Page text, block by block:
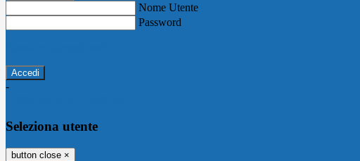
Nome Utente
Password
-
Seleziona utente
button close ×